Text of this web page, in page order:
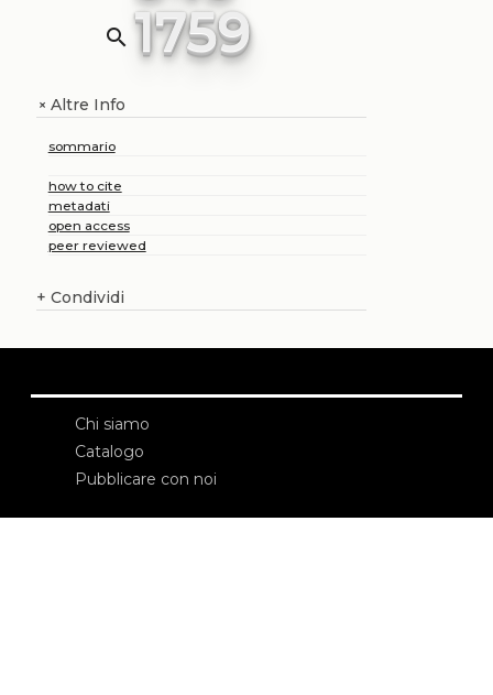
search 1759
+Altre Info
sommario
how to cite
metadati
open access
peer reviewed
+ Condividi
Chi siamo
Catalogo
Pubblicare con noi